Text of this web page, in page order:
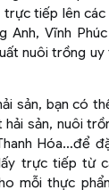
tiếp lên các
Anh, Vĩnh
nuôi trồng
sản, bạn có
sản, nuôi
Hóa…để
trực tiếp từ
mỗi thực